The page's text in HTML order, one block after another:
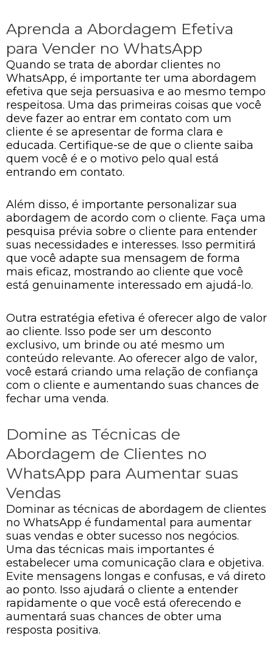
Aprenda a Abordagem Efetiva
para Vender no WhatsApp
Quando se trata de abordar clientes no
WhatsApp, é importante ter uma abordagem
efetiva que seja persuasiva e ao mesmo tempo
respeitosa. Uma das primeiras coisas que você
deve fazer ao entrar em contato com um
cliente é se apresentar de forma clara e
educada. Certifique-se de que o cliente saiba
quem você é e o motivo pelo qual está
entrando em contato.
Além disso, é importante personalizar sua
abordagem de acordo com o cliente. Faça uma
pesquisa prévia sobre o cliente para entender
suas necessidades e interesses. Isso permitirá
que você adapte sua mensagem de forma
mais eficaz, mostrando ao cliente que você
está genuinamente interessado em ajudá-lo.
Outra estratégia efetiva é oferecer algo de valor
ao cliente. Isso pode ser um desconto
exclusivo, um brinde ou até mesmo um
conteúdo relevante. Ao oferecer algo de valor,
você estará criando uma relação de confiança
com o cliente e aumentando suas chances de
fechar uma venda.
Domine as Técnicas de
Abordagem de Clientes no
WhatsApp para Aumentar suas
Vendas
Dominar as técnicas de abordagem de clientes
no WhatsApp é fundamental para aumentar
suas vendas e obter sucesso nos negócios.
Uma das técnicas mais importantes é
estabelecer uma comunicação clara e objetiva.
Evite mensagens longas e confusas, e vá direto
ao ponto. Isso ajudará o cliente a entender
rapidamente o que você está oferecendo e
aumentará suas chances de obter uma
resposta positiva.